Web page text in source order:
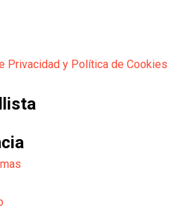
Privacidad y Política de Cookies